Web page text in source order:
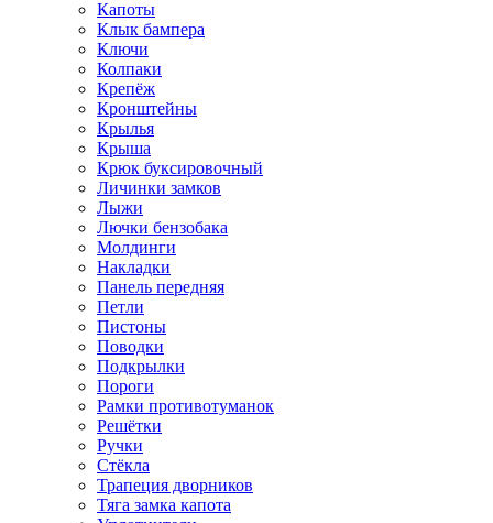
Капоты
Клык бампера
Ключи
Колпаки
Крепёж
Кронштейны
Крылья
Крыша
Крюк буксировочный
Личинки замков
Лыжи
Лючки бензобака
Молдинги
Накладки
Панель передняя
Петли
Пистоны
Поводки
Подкрылки
Пороги
Рамки противотуманок
Решётки
Ручки
Стёкла
Трапеция дворников
Тяга замка капота